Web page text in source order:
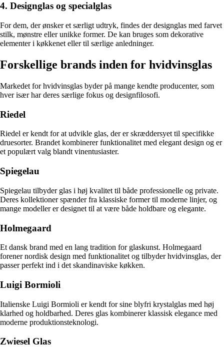
4. Designglas og specialglas
For dem, der ønsker et særligt udtryk, findes der designglas med farvet
stilk, mønstre eller unikke former. De kan bruges som dekorative
elementer i køkkenet eller til særlige anledninger.
Forskellige brands inden for hvidvinsglas
Markedet for hvidvinsglas byder på mange kendte producenter, som
hver især har deres særlige fokus og designfilosofi.
Riedel
Riedel er kendt for at udvikle glas, der er skræddersyet til specifikke
druesorter. Brandet kombinerer funktionalitet med elegant design og er
et populært valg blandt vinentusiaster.
Spiegelau
Spiegelau tilbyder glas i høj kvalitet til både professionelle og private.
Deres kollektioner spænder fra klassiske former til moderne linjer, og
mange modeller er designet til at være både holdbare og elegante.
Holmegaard
Et dansk brand med en lang tradition for glaskunst. Holmegaard
forener nordisk design med funktionalitet og tilbyder hvidvinsglas, der
passer perfekt ind i det skandinaviske køkken.
Luigi Bormioli
Italienske Luigi Bormioli er kendt for sine blyfri krystalglas med høj
klarhed og holdbarhed. Deres glas kombinerer klassisk elegance med
moderne produktionsteknologi.
Zwiesel Glas